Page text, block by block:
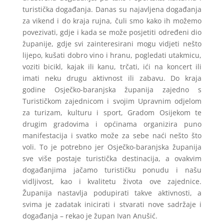
turistička događanja. Danas su najavljena događanja
za vikend i do kraja rujna, čuli smo kako ih možemo
povezivati, gdje i kada se može posjetiti određeni dio
županije, gdje svi zainteresirani mogu vidjeti nešto
lijepo, kušati dobro vino i hranu, pogledati utakmicu,
voziti bicikl, kajak ili kanu, trčati, ići na koncert ili
imati neku drugu aktivnost ili zabavu. Do kraja
godine Osječko-baranjska županija zajedno s
Turističkom zajednicom i svojim Upravnim odjelom
za turizam, kulturu i sport, Gradom Osijekom te
drugim gradovima i općinama organizira puno
manifestacija i svatko može za sebe naći nešto što
voli. To je potrebno jer Osječko-baranjska županija
sve više postaje turistička destinacija, a ovakvim
događanjima jačamo turističku ponudu i našu
vidljivost, kao i kvalitetu života ove zajednice.
Županija nastavlja podupirati takve aktivnosti, a
svima je zadatak inicirati i stvarati nove sadržaje i
događanja – rekao je župan Ivan Anušić.